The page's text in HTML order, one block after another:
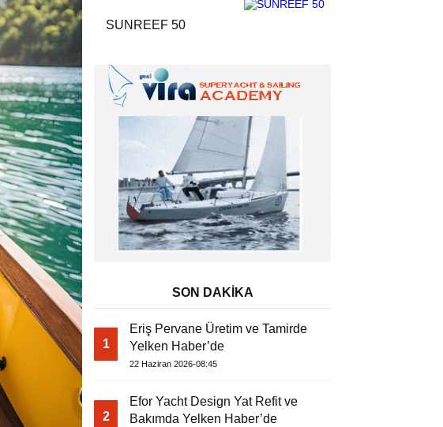
SUNREEF 50
SON DAKİKA
1
Eriş Pervane Üretim ve Tamirde
Yelken Haber’de
22 Haziran 2026-08:45
2
Efor Yacht Design Yat Refit ve
Bakımda Yelken Haber’de